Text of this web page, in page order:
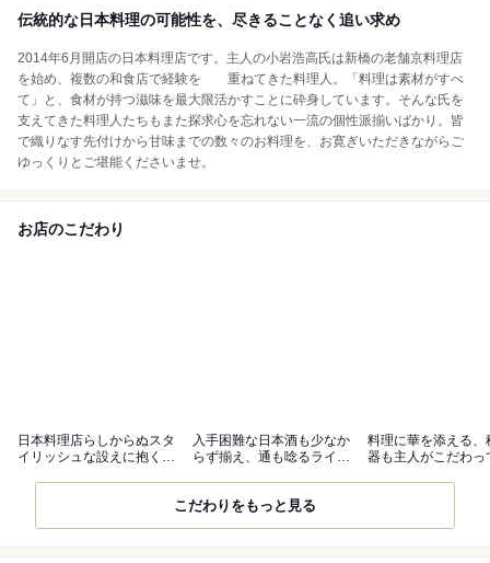
伝統的な日本料理の可能性を、尽きることなく追い求め
2014年6月開店の日本料理店です。主人の小岩浩高氏は新橋の老舗京料理店
を始め、複数の和食店で経験を 重ねてきた料理人。「料理は素材がすべ
て」と、食材が持つ滋味を最大限活かすことに砕身しています。そんな氏を
支えてきた料理人たちもまた探求心を忘れない一流の個性派揃いばかり。皆
で織りなす先付けから甘味までの数々のお料理を、お寛ぎいただきながらご
ゆっくりとご堪能くださいませ。
お店のこだわり
日本料理店らしからぬスタ
イリッシュな設えに抱く高
入手困難な日本酒も少なか
らず揃え、通も唸るライン
料理に華を添える、
器も主人がこだわっ
こだわりをもっと見る